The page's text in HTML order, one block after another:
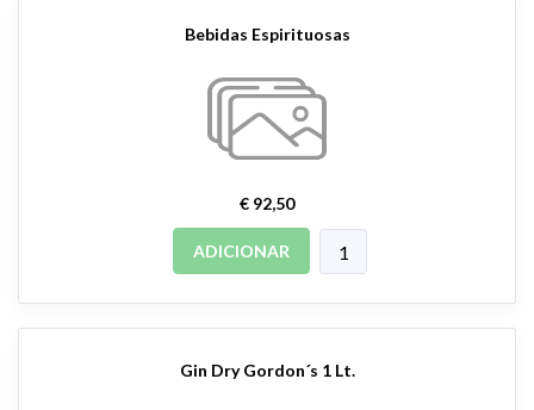
Bebidas Espirituosas
€ 92,50
ADICIONAR
Gin Dry Gordon´s 1 Lt.